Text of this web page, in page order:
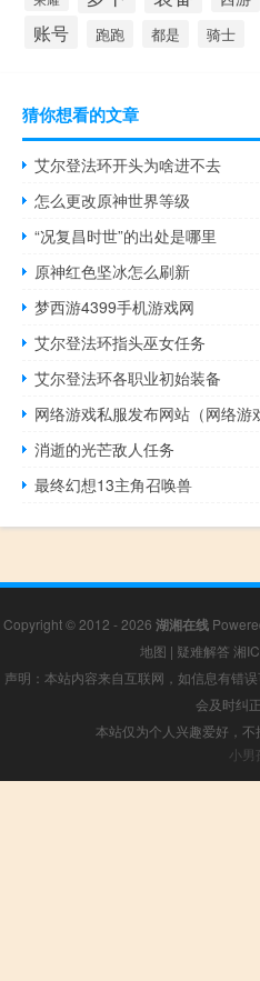
账号 跑跑 都是 骑士
猜你想看的文章
艾尔登法环开头为啥进不去
怎么更改原神世界等级
“况复昌时世”的出处是哪里
原神红色坚冰怎么刷新
梦西游4399手机游戏网
艾尔登法环指头巫女任务
艾尔登法环各职业初始装备
网络游戏私服发布网站（网络游
消逝的光芒敌人任务
最终幻想13主角召唤兽
Copyright © 2012 - 2026 湖湘在线
地图 | 疑难解答 湘
声明：本站内容来自互联网，如信息有错
会及时纠
本站仅为个人兴趣爱好，
小男